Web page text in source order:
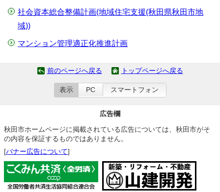
社会資本総合整備計画(地域住宅支援(秋田県秋田市地
域))
マンション管理適正化推進計画
前のページへ戻る トップページへ戻る
表示 PC スマートフォン
広告欄
秋田市ホームページに掲載されている広告については、秋田市がそ
の内容を保証するものではありません。
[バナー広告について]